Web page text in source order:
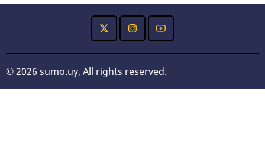
© 2026 sumo.uy, All rights reserved.